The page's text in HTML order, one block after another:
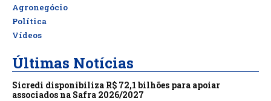
Agronegócio
Política
Vídeos
Últimas Notícias
Sicredi disponibiliza R$ 72,1 bilhões para apoiar
associados na Safra 2026/2027